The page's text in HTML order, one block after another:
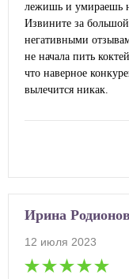
лежишь и умираешь
Извините за
негативными
не начала пить
что наверное
вылечится никак.
Ирина
12 июля 2023